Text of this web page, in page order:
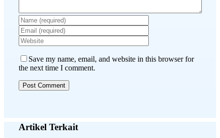
Save my name, email, and website in this browser for
the next time I comment.
Artikel Terkait